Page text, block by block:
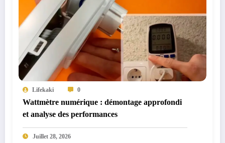
Lifekaki 0
Wattmètre numérique : démontage approfondi
et analyse des performances
Juillet 28, 2026